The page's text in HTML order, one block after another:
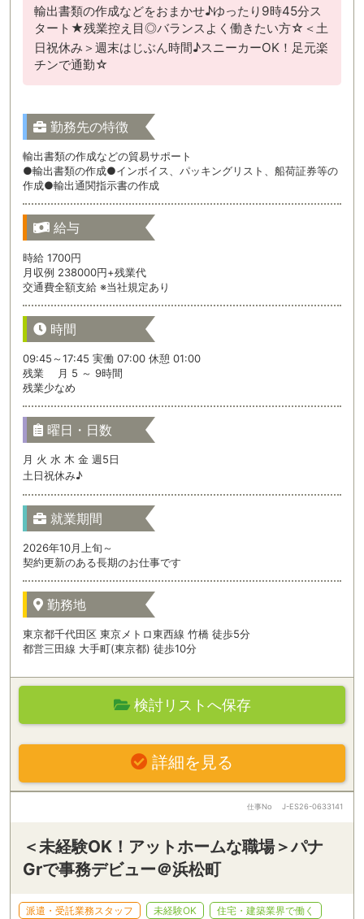
輸出書類の作成などをおまかせ♪ゆったり9時45分ス
タート★残業控え目◎バランスよく働きたい方☆＜土
日祝休み＞週末はじぶん時間♪スニーカーOK！足元楽
チンで通勤☆
勤務先の特徴
輸出書類の作成などの貿易サポート
●輸出書類の作成●インボイス、パッキングリスト、船荷証券等の
作成●輸出通関指示書の作成
給与
時給 1700円
月収例 238000円+残業代
交通費全額支給 ※当社規定あり
時間
09:45～17:45 実働 07:00 休憩 01:00
残業 月 5 ～ 9時間
残業少なめ
曜日・日数
月 火 水 木 金 週5日
土日祝休み♪
就業期間
2026年10月上旬～
契約更新のある長期のお仕事です
勤務地
東京都千代田区 東京メトロ東西線 竹橋 徒歩5分
都営三田線 大手町(東京都) 徒歩10分
検討リストへ保存
詳細を見る
仕事No J-ES26-0633141
＜未経験OK！アットホームな職場＞パナ
Grで事務デビュー＠浜松町
派遣・受託業務スタッフ 未経験OK 住宅・建築業界で働く